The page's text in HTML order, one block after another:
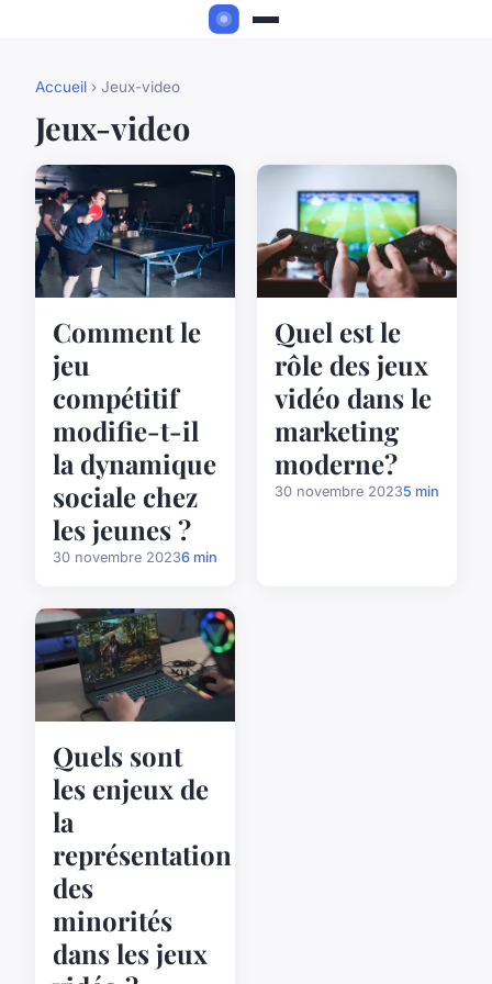
Accueil › Jeux-video
Jeux-video
Comment le
jeu
compétitif
modifie-t-il
la dynamique
sociale chez
les jeunes ?
30 novembre 20236 min
Quel est le
rôle des jeux
vidéo dans le
marketing
moderne?
30 novembre 20235 min
Quels sont
les enjeux de
la
représentation
des
minorités
dans les jeux